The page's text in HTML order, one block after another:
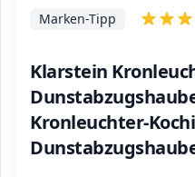
Klarstein
Kronleuchter-
Marken-Tipp